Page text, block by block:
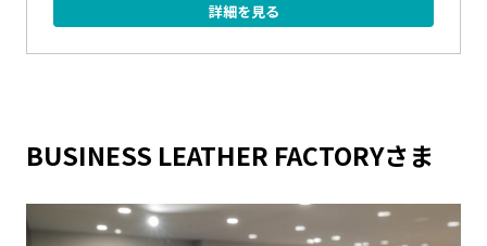
詳細を見る
BUSINESS LEATHER FACTORYさま